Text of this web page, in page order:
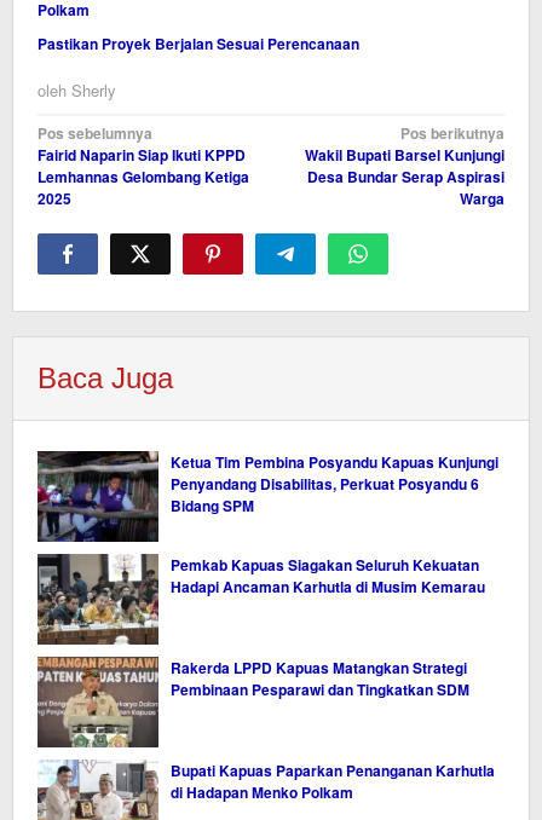
Polkam
Pastikan Proyek Berjalan Sesuai Perencanaan
oleh Sherly
Navigasi
pos
Pos sebelumnya
Fairid Naparin Siap Ikuti KPPD
Lemhannas Gelombang Ketiga
2025
Pos berikutnya
Wakil Bupati Barsel Kunjungi
Desa Bundar Serap Aspirasi
Warga
Baca Juga
Ketua Tim Pembina Posyandu Kapuas Kunjungi
Penyandang Disabilitas, Perkuat Posyandu 6
Bidang SPM
Pemkab Kapuas Siagakan Seluruh Kekuatan
Hadapi Ancaman Karhutla di Musim Kemarau
Rakerda LPPD Kapuas Matangkan Strategi
Pembinaan Pesparawi dan Tingkatkan SDM
Bupati Kapuas Paparkan Penanganan Karhutla
di Hadapan Menko Polkam